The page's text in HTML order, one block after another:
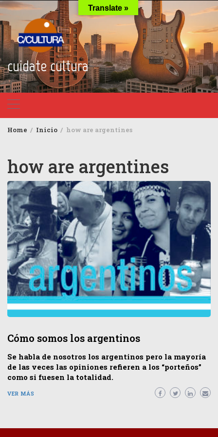
Skip
to
content
cuidate cultura
Home Inicio how are argentines
how are argentines
Cómo somos los argentinos
Se habla de nosotros los argentinos pero la mayoría
de las veces las opiniones refieren a los “porteños”
como si fuesen la totalidad.
VER MÁS
Translate »